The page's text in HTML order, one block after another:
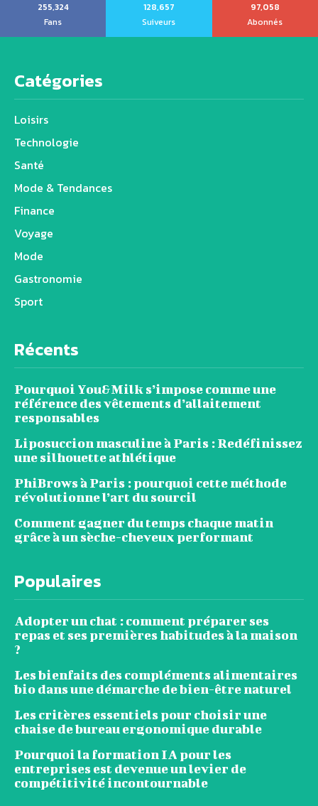
255,324
Fans
128,657
Suiveurs
97,058
Abonnés
Catégories
Loisirs
Technologie
Santé
Mode & Tendances
Finance
Voyage
Mode
Gastronomie
Sport
Récents
Pourquoi You&Milk s’impose comme une
référence des vêtements d’allaitement
responsables
Liposuccion masculine à Paris : Redéfinissez
une silhouette athlétique
PhiBrows à Paris : pourquoi cette méthode
révolutionne l’art du sourcil
Comment gagner du temps chaque matin
grâce à un sèche-cheveux performant
Populaires
Adopter un chat : comment préparer ses
repas et ses premières habitudes à la maison
?
Les bienfaits des compléments alimentaires
bio dans une démarche de bien-être naturel
Les critères essentiels pour choisir une
chaise de bureau ergonomique durable
Pourquoi la formation IA pour les
entreprises est devenue un levier de
compétitivité incontournable